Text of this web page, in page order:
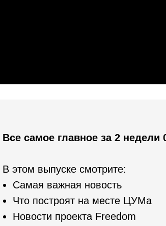
Все самое главное за 2 недели
В этом выпуске смотрите:
Самая важная новость
Что построят на месте ЦУМа
Новости проекта Freedom